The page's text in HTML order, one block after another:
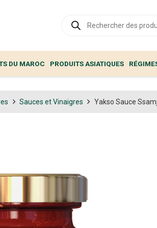
produits
DU MAROC PRODUITS ASIATIQUES
Sauces et Vinaigres Yakso Sauce